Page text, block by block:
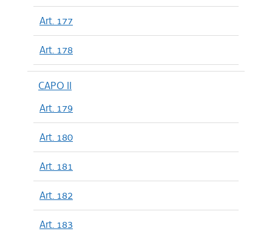
Art. 177
Art. 178
CAPO II
Art. 179
Art. 180
Art. 181
Art. 182
Art. 183